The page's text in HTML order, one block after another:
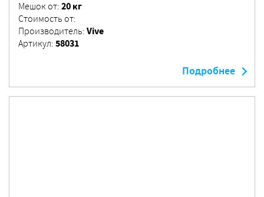
Мешок от: 20 кг
Стоимость от:
Производитель: Vive
Артикул: 58031
Подробнее